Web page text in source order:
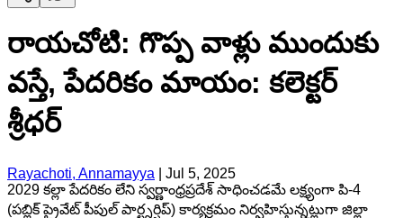
రాయచోటి: గొప్ప వాళ్లు ముందుకు
వస్తే, పేదరికం మాయం: కలెక్టర్
శ్రీధర్
Rayachoti, Annamayya
Jul 5, 2025
2029 కల్లా పేదరికం లేని స్వర్ణాంధ్రప్రదేశ్ సాధించడమే లక్ష్యంగా పి-4
(పబ్లిక్ ప్రైవేట్ పీపుల్ పార్ట్నర్షిప్) కార్యక్రమం నిర్వహిస్తున్నట్లుగా జిల్లా